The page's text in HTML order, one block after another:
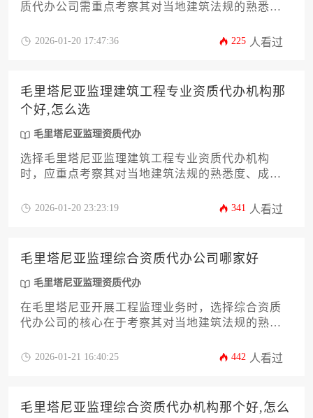
质代办公司需重点考察其对当地建筑法规的熟悉程
案例经验，其中具备中阿双语团队且拥有当地住建
2026-01-20 17:47:36 225 人看过
毛里塔尼亚监理建筑工程专业资质代办机构那
个好,怎么选
毛里塔尼亚监理资质代办
选择毛里塔尼亚监理建筑工程专业资质代办机构
时，应重点考察其对当地建筑法规的熟悉度、成功
度。建议企业通过多维度比对、实地考察、核实过
2026-01-20 23:23:19 341 人看过
毛里塔尼亚监理综合资质代办公司哪家好
毛里塔尼亚监理资质代办
在毛里塔尼亚开展工程监理业务时，选择综合资质
代办公司的核心在于考察其对当地建筑法规的熟悉
能有效协助企业突破语言障碍、规避法律风险，并
2026-01-21 16:40:25 442 人看过
毛里塔尼亚监理综合资质代办机构那个好,怎么